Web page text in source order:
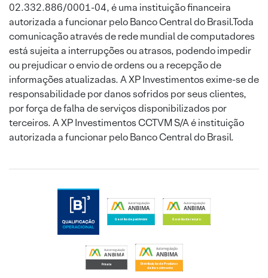
02.332.886/0001-04, é uma instituição financeira
autorizada a funcionar pelo Banco Central do Brasil.Toda
comunicação através de rede mundial de computadores
está sujeita a interrupções ou atrasos, podendo impedir
ou prejudicar o envio de ordens ou a recepção de
informações atualizadas. A XP Investimentos exime-se de
responsabilidade por danos sofridos por seus clientes,
por força de falha de serviços disponibilizados por
terceiros. A XP Investimentos CCTVM S/A é instituição
autorizada a funcionar pelo Banco Central do Brasil.